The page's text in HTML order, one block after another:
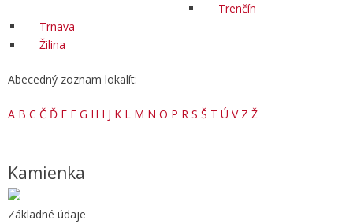
Trenčín
Trnava
Žilina
Abecedný zoznam lokalít:
A B C Č Ď E F G H I J K L M N O P R S Š T Ú V Z Ž
Kamienka
Základné údaje